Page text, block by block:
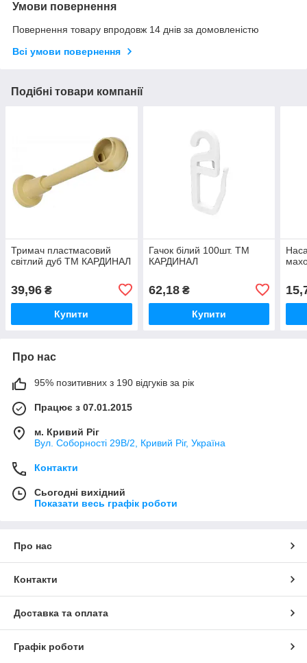
Умови повернення
Повернення товару впродовж 14 днів за домовленістю
Всі умови повернення
Подібні товари компанії
Тримач пластмасовий
світлий дуб ТМ КАРДИНАЛ
39,96 ₴
Купити
Гачок білий 100шт. ТМ
КАРДИНАЛ
62,18₴
Купити
Про нас
95% позитивних з 190 відгуків за рік
Працює з 07.01.2015
м. Кривий Ріг
Вул. Соборності 29В/2, Кривий Ріг, Україна
Контакти
Сьогодні вихідний
Показати весь графік роботи
Про нас
Контакти
Доставка та оплата
Графік роботи